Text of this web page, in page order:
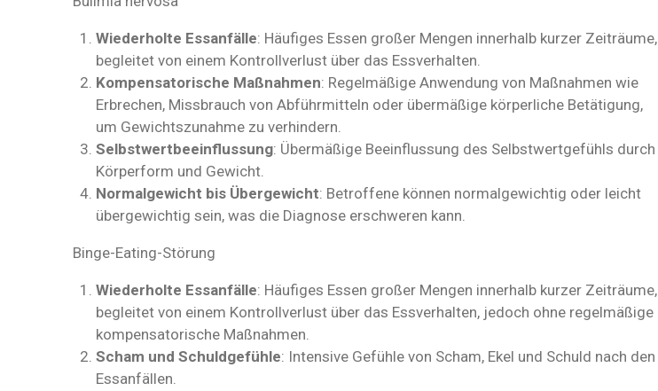
Wiederholte Essanfälle: Häufiges Essen großer Mengen innerhalb kurzer Zeiträume,
begleitet von einem Kontrollverlust über das Essverhalten.
Kompensatorische Maßnahmen: Regelmäßige Anwendung von Maßnahmen wie
Erbrechen, Missbrauch von Abführmitteln oder übermäßige körperliche Betätigung,
um Gewichtszunahme zu verhindern.
Selbstwertbeeinflussung: Übermäßige Beeinflussung des Selbstwertgefühls durch
Körperform und Gewicht.
Normalgewicht bis Übergewicht: Betroffene können normalgewichtig oder leicht
übergewichtig sein, was die Diagnose erschweren kann.
Binge-Eating-Störung
Wiederholte Essanfälle: Häufiges Essen großer Mengen innerhalb kurzer Zeiträume,
begleitet von einem Kontrollverlust über das Essverhalten, jedoch ohne regelmäßige
kompensatorische Maßnahmen.
Scham und Schuldgefühle: Intensive Gefühle von Scham, Ekel und Schuld nach den
Essanfällen.